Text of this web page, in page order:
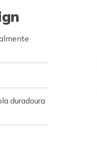
duradoura